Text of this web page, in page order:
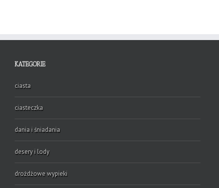
KATEGORIE
ciasta
ciasteczka
dania i śniadania
desery i lody
drożdżowe wypieki